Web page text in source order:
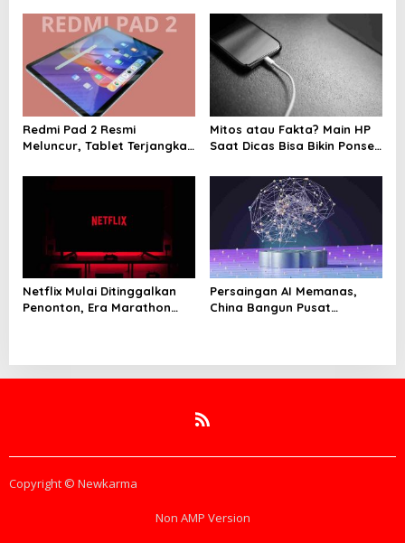
n
Redmi Pad 2 Resmi
Meluncur, Tablet Terjangkau
Performa Kencang
Mitos atau Fakta? Main HP
Saat Dicas Bisa Bikin Ponsel
Netflix Mulai Ditinggalkan
Penonton, Era Marathon
Persaingan AI Memanas,
China Bangun Pusat
Copyright © Newkarma
Non AMP Version